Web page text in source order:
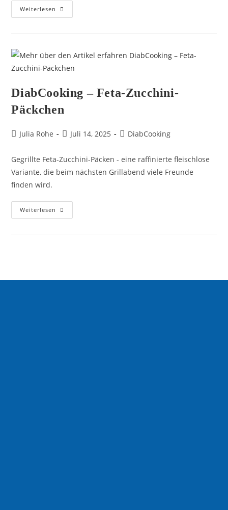
Weiterlesen
DiabCooking – Feta-Zucchini-
Päckchen
Julia Rohe Juli 14, 2025 DiabCooking
Gegrillte Feta-Zucchini-Päcken - eine raffinierte fleischlose
Variante, die beim nächsten Grillabend viele Freunde
finden wird.
Weiterlesen